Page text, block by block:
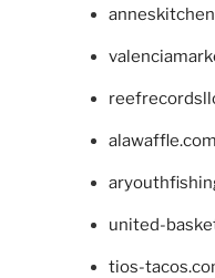
alawaffle.com
united-
tios-